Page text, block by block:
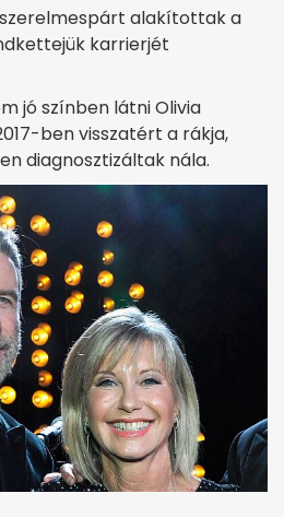
alakítottak a
karrierjét
jó színben látni Olivia
ben visszatért a rákja,
diagnosztizáltak nála.